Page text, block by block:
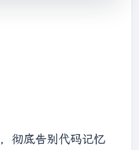
，彻底告别代码记忆